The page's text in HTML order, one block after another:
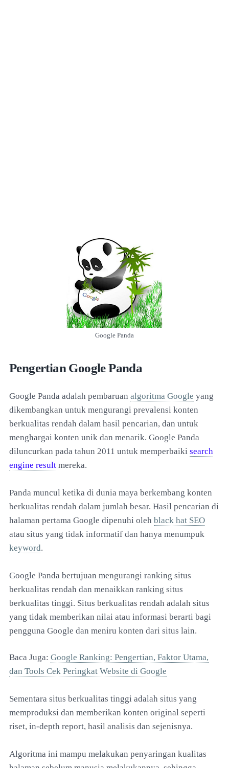
Google Panda
Pengertian Google Panda
Google Panda adalah pembaruan algoritma Google yang
dikembangkan untuk mengurangi prevalensi konten
berkualitas rendah dalam hasil pencarian, dan untuk
menghargai konten unik dan menarik. Google Panda
diluncurkan pada tahun 2011 untuk memperbaiki search
engine result mereka.
Panda muncul ketika di dunia maya berkembang konten
berkualitas rendah dalam jumlah besar. Hasil pencarian di
halaman pertama Google dipenuhi oleh black hat SEO
atau situs yang tidak informatif dan hanya menumpuk
keyword.
Google Panda bertujuan mengurangi ranking situs
berkualitas rendah dan menaikkan ranking situs
berkualitas tinggi. Situs berkualitas rendah adalah situs
yang tidak memberikan nilai atau informasi berarti bagi
pengguna Google dan meniru konten dari situs lain.
Baca Juga: Google Ranking: Pengertian, Faktor Utama,
dan Tools Cek Peringkat Website di Google
Sementara situs berkualitas tinggi adalah situs yang
memproduksi dan memberikan konten original seperti
riset, in-depth report, hasil analisis dan sejenisnya.
Algoritma ini mampu melakukan penyaringan kualitas